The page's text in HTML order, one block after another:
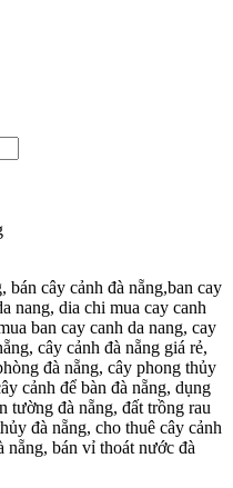
bán cây cảnh đà nẵng,ban cay
nang, dia chi mua cay canh
ban cay canh da nang, cay
cây cảnh đà nẵng giá rẻ,
đà nẵng, cây phong thủy
cảnh để bàn đà nẵng, dụng
đà nẵng, đất trồng rau
đà nẵng, cho thuê cây cảnh
nẵng, bán vỉ thoát nước đà